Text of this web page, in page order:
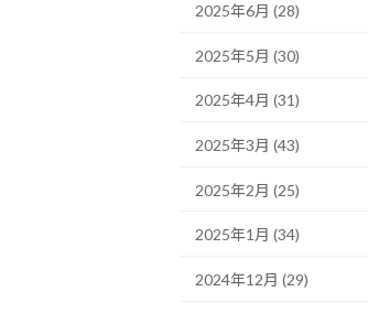
2025年6月 (28)
2025年5月 (30)
2025年4月 (31)
2025年3月 (43)
2025年2月 (25)
2025年1月 (34)
2024年12月 (29)